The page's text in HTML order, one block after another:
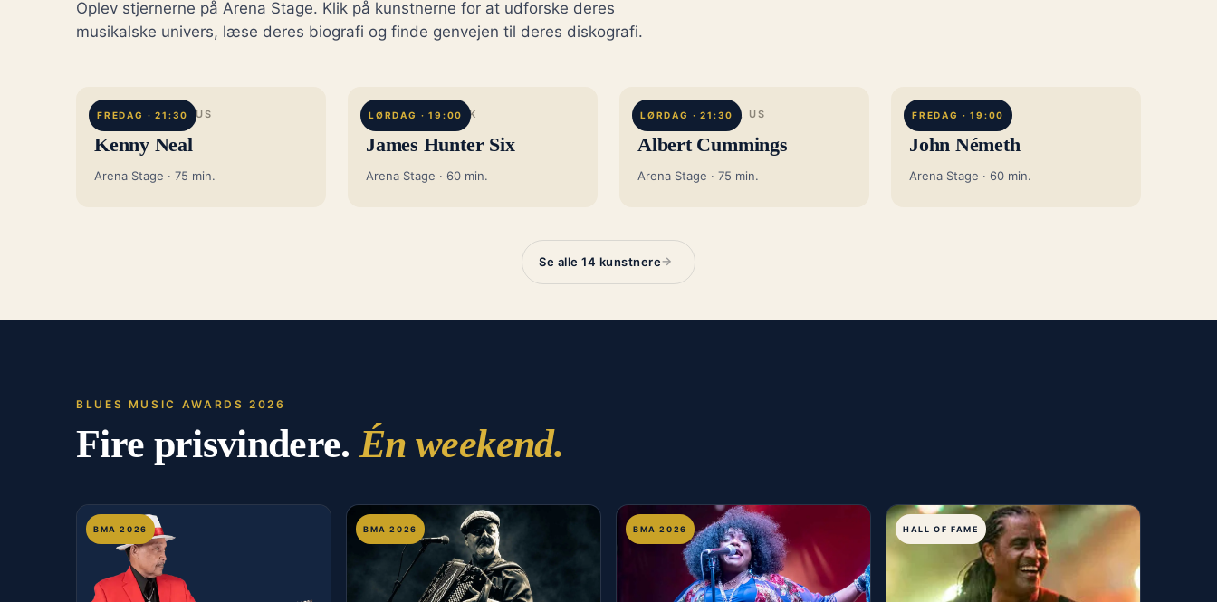
Oplev stjernerne på Arena Stage. Klik på kunstnerne for at udforske deres
musikalske univers, læse deres biografi og finde genvejen til deres diskografi.
FREDAG · 21:30
BATON ROUGE, US
Kenny Neal
Arena Stage · 75 min.
LØRDAG · 19:00
COLCHESTER, UK
James Hunter Six
Arena Stage · 60 min.
LØRDAG · 21:30
WILLIAMSTOWN, US
Albert Cummings
Arena Stage · 75 min.
FREDAG · 19:00
BOISE, US
John Németh
Arena Stage · 60 min.
Se alle 14 kunstnere→
BLUES MUSIC AWARDS 2026
Fire prisvindere.Én weekend.
BMA 2026 BMA 2026 BMA 2026 HALL OF FAME